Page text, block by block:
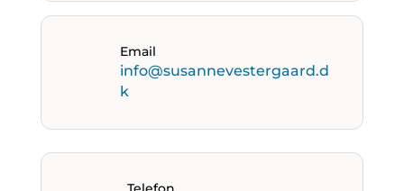
Email
info@susannevestergaard.d
k